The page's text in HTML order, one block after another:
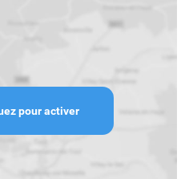
pour activer